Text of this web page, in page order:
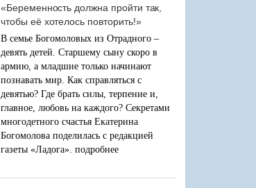
«Беременность должна пройти так,
чтобы её хотелось повторить!»
В семье Богомоловых из Отрадного –
девять детей. Старшему сыну скоро в
армию, а младшие только начинают
познавать мир. Как справляться с
девятью? Где брать силы, терпение и,
главное, любовь на каждого? Секретами
многодетного счастья Екатерина
Богомолова поделилась с редакцией
газеты «Ладога». подробнее